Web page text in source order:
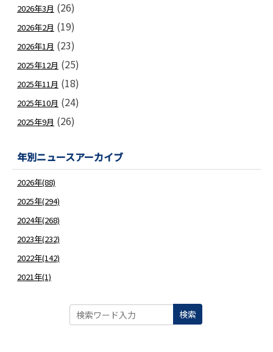
2026年3月 (26)
2026年2月 (19)
2026年1月 (23)
2025年12月 (25)
2025年11月 (18)
2025年10月 (24)
2025年9月 (26)
年別ニュースアーカイブ
2026年(88)
2025年(294)
2024年(268)
2023年(232)
2022年(142)
2021年(1)
検索